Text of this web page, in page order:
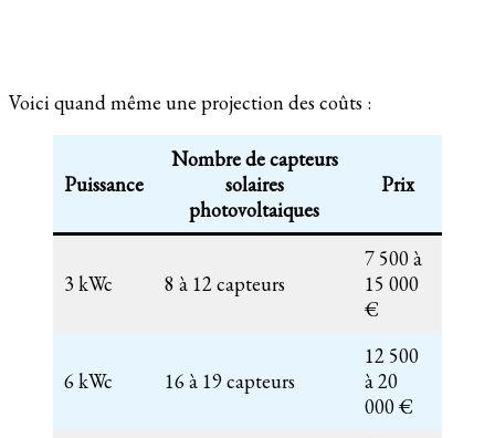
Voici quand même une projection des coûts :
Puissance
Nombre de capteurs
solaires
photovoltaiques
Prix
3 kWc 8 à 12 capteurs
7 500 à
15 000
€
6 kWc 16 à 19 capteurs
12 500
à 20
000 €